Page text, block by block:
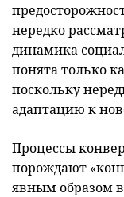
нередко
динамика
понята только
поскольку
адаптацию к
Процессы
порождают
явным образом